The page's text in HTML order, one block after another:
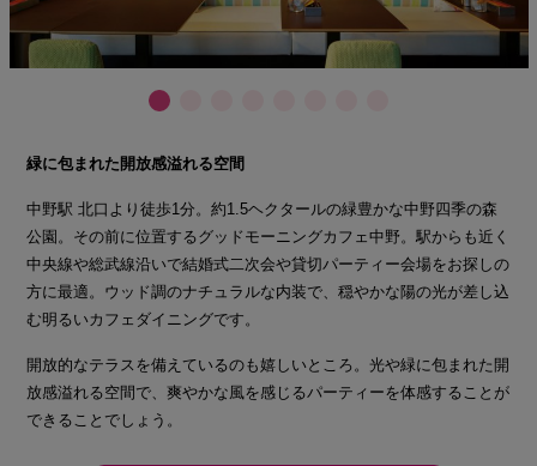
緑に包まれた開放感溢れる空間
中野駅 北口より徒歩1分。約1.5ヘクタールの緑豊かな中野四季の森
公園。その前に位置するグッドモーニングカフェ中野。駅からも近く
中央線や総武線沿いで結婚式二次会や貸切パーティー会場をお探しの
方に最適。ウッド調のナチュラルな内装で、穏やかな陽の光が差し込
む明るいカフェダイニングです。
開放的なテラスを備えているのも嬉しいところ。光や緑に包まれた開
放感溢れる空間で、爽やかな風を感じるパーティーを体感することが
できることでしょう。